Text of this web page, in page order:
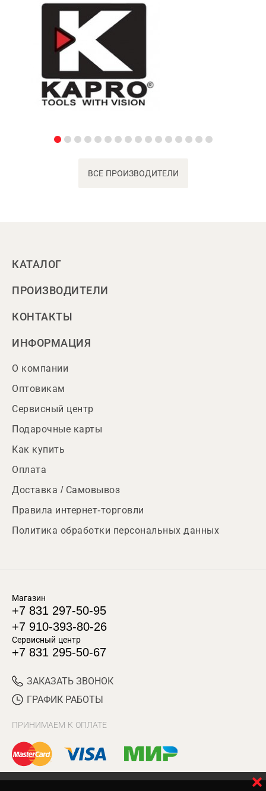
ВСЕ ПРОИЗВОДИТЕЛИ
КАТАЛОГ
ПРОИЗВОДИТЕЛИ
КОНТАКТЫ
ИНФОРМАЦИЯ
О компании
Оптовикам
Сервисный центр
Подарочные карты
Как купить
Оплата
Доставка / Самовывоз
Правила интернет-торговли
Политика обработки персональных данных
Магазин
+7 831 297-50-95
+7 910-393-80-26
Сервисный центр
+7 831 295-50-67
ЗАКАЗАТЬ ЗВОНОК
ГРАФИК РАБОТЫ
ПРИНИМАЕМ К ОПЛАТЕ